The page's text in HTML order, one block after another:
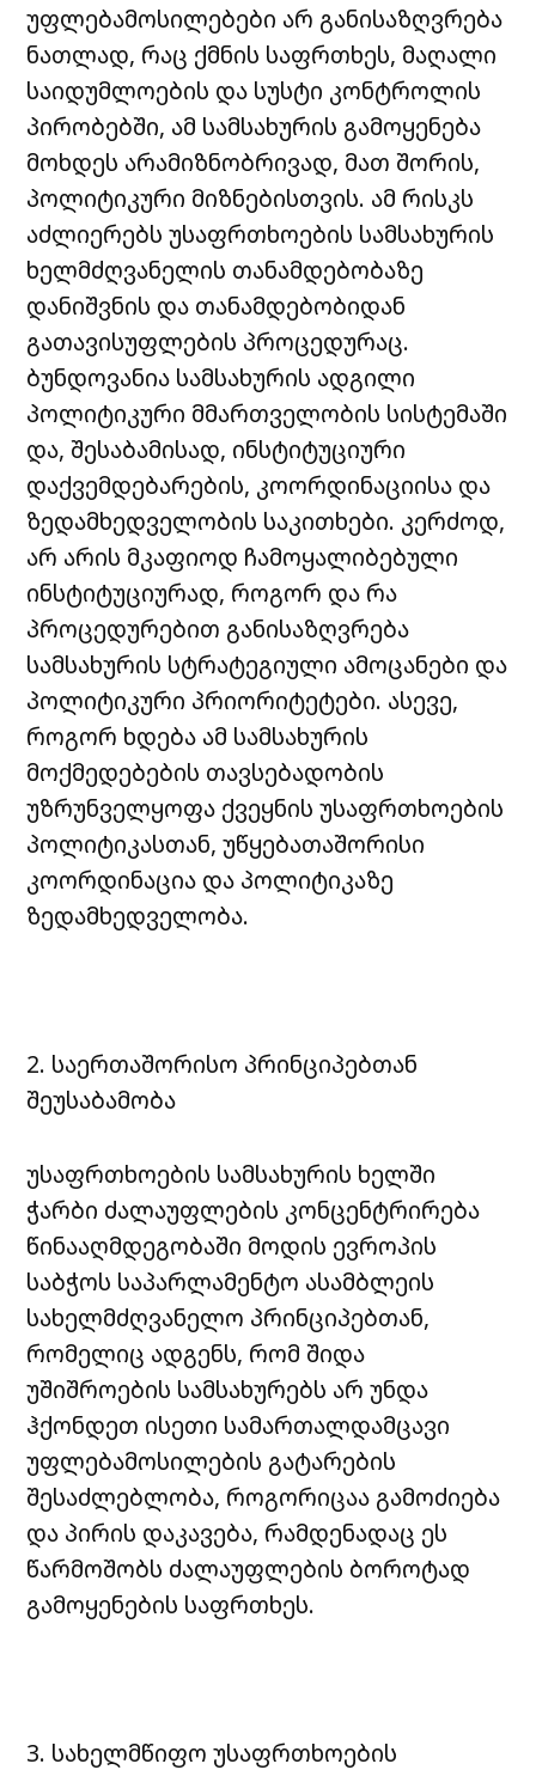
უფლებამოსილებები არ განისაზღვრება
ნათლად, რაც ქმნის საფრთხეს, მაღალი
საიდუმლოების და სუსტი კონტროლის
პირობებში, ამ სამსახურის გამოყენება
მოხდეს არამიზნობრივად, მათ შორის,
პოლიტიკური მიზნებისთვის. ამ რისკს
აძლიერებს უსაფრთხოების სამსახურის
ხელმძღვანელის თანამდებობაზე
დანიშვნის და თანამდებობიდან
გათავისუფლების პროცედურაც.
ბუნდოვანია სამსახურის ადგილი
პოლიტიკური მმართველობის სისტემაში
და, შესაბამისად, ინსტიტუციური
დაქვემდებარების, კოორდინაციისა და
ზედამხედველობის საკითხები. კერძოდ,
არ არის მკაფიოდ ჩამოყალიბებული
ინსტიტუციურად, როგორ და რა
პროცედურებით განისაზღვრება
სამსახურის სტრატეგიული ამოცანები და
პოლიტიკური პრიორიტეტები. ასევე,
როგორ ხდება ამ სამსახურის
მოქმედებების თავსებადობის
უზრუნველყოფა ქვეყნის უსაფრთხოების
პოლიტიკასთან, უწყებათაშორისი
კოორდინაცია და პოლიტიკაზე
ზედამხედველობა.
2. საერთაშორისო პრინციპებთან
შეუსაბამობა
უსაფრთხოების სამსახურის ხელში
ჭარბი ძალაუფლების კონცენტრირება
წინააღმდეგობაში მოდის ევროპის
საბჭოს საპარლამენტო ასამბლეის
სახელმძღვანელო პრინციპებთან,
რომელიც ადგენს, რომ შიდა
უშიშროების სამსახურებს არ უნდა
ჰქონდეთ ისეთი სამართალდამცავი
უფლებამოსილების გატარების
შესაძლებლობა, როგორიცაა გამოძიება
და პირის დაკავება, რამდენადაც ეს
წარმოშობს ძალაუფლების ბოროტად
გამოყენების საფრთხეს.
3. სახელმწიფო უსაფრთხოების